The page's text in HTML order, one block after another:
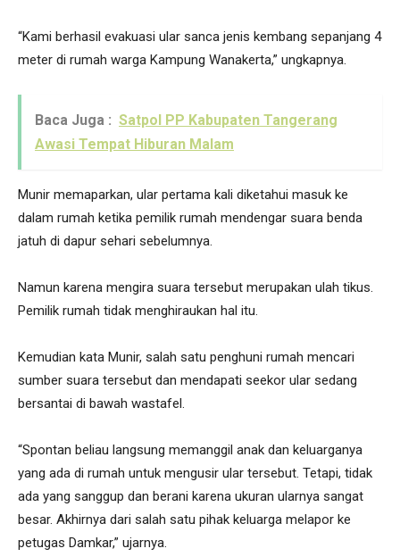
“Kami berhasil evakuasi ular sanca jenis kembang sepanjang 4
meter di rumah warga Kampung Wanakerta,” ungkapnya.
Baca Juga : Satpol PP Kabupaten Tangerang
Awasi Tempat Hiburan Malam
Munir memaparkan, ular pertama kali diketahui masuk ke
dalam rumah ketika pemilik rumah mendengar suara benda
jatuh di dapur sehari sebelumnya.
Namun karena mengira suara tersebut merupakan ulah tikus.
Pemilik rumah tidak menghiraukan hal itu.
Kemudian kata Munir, salah satu penghuni rumah mencari
sumber suara tersebut dan mendapati seekor ular sedang
bersantai di bawah wastafel.
“Spontan beliau langsung memanggil anak dan keluarganya
yang ada di rumah untuk mengusir ular tersebut. Tetapi, tidak
ada yang sanggup dan berani karena ukuran ularnya sangat
besar. Akhirnya dari salah satu pihak keluarga melapor ke
petugas Damkar,” ujarnya.